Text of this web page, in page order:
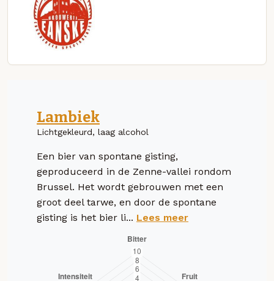
Lambiek
Lichtgekleurd, laag alcohol
Een bier van spontane gisting,
geproduceerd in de Zenne-vallei rondom
Brussel. Het wordt gebrouwen met een
groot deel tarwe, en door de spontane
gisting is het bier li... Lees meer